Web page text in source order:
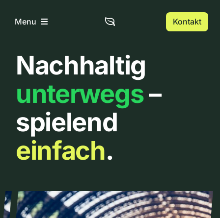
InhaltMenu
Home
Über uns
Urbanlist
Kontakt
Nachhaltig
unterwegs–
spielend
einfach.